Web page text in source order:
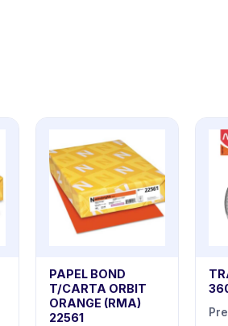
PAPEL BOND
T/CARTA ORBIT
ORANGE (RMA)
22561